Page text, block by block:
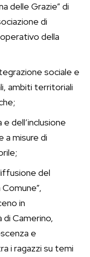
delle Grazie” di
di
della
sociale e
ambiti territoriali
dell’inclusione
misure di
del
in
di Camerino,
e
i ragazzi su temi